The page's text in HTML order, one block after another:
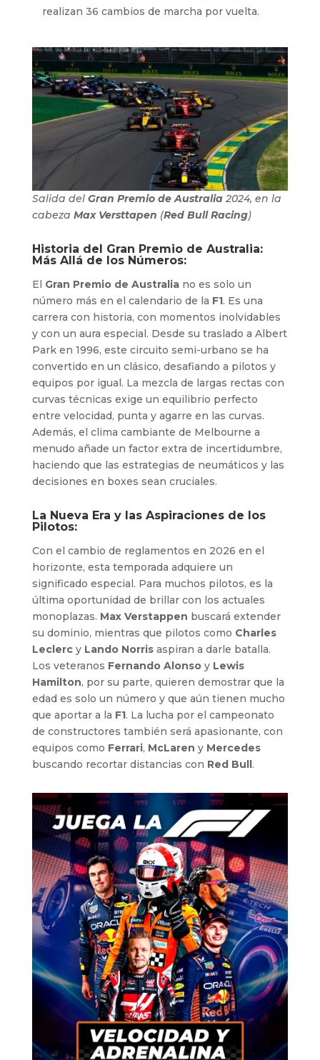
realizan 36 cambios de marcha por vuelta.
Salida del Gran Premio de Australia2024, en la
cabeza Max Versttapen (Red Bull Racing)
Historia del Gran Premio de Australia:
Más Allá de los Números:
El Gran Premio de Australiano es solo un
número más en el calendario de la F1. Es una
carrera con historia, con momentos inolvidables
y con un aura especial. Desde su traslado a Albert
Park en 1996, este circuito semi-urbano se ha
convertido en un clásico, desafiando a pilotos y
equipos por igual. La mezcla de largas rectas con
curvas técnicas exige un equilibrio perfecto
entre velocidad, punta y agarre en las curvas.
Además, el clima cambiante de Melbourne a
menudo añade un factor extra de incertidumbre,
haciendo que las estrategias de neumáticos y las
decisiones en boxes sean cruciales.
La Nueva Era y las Aspiraciones de los
Pilotos:
Con el cambio de reglamentos en 2026 en el
horizonte, esta temporada adquiere un
significado especial. Para muchos pilotos, es la
última oportunidad de brillar con los actuales
monoplazas. Max Verstappen buscará extender
su dominio, mientras que pilotos como Charles
Leclercy Lando Norrisaspiran a darle batalla.
Los veteranos Fernando Alonsoy Lewis
Hamilton, por su parte, quieren demostrar que la
edad es solo un número y que aún tienen mucho
que aportar a la F1. La lucha por el campeonato
de constructores también será apasionante, con
equipos como Ferrari, McLaren y Mercedes
buscando recortar distancias con Red Bull.